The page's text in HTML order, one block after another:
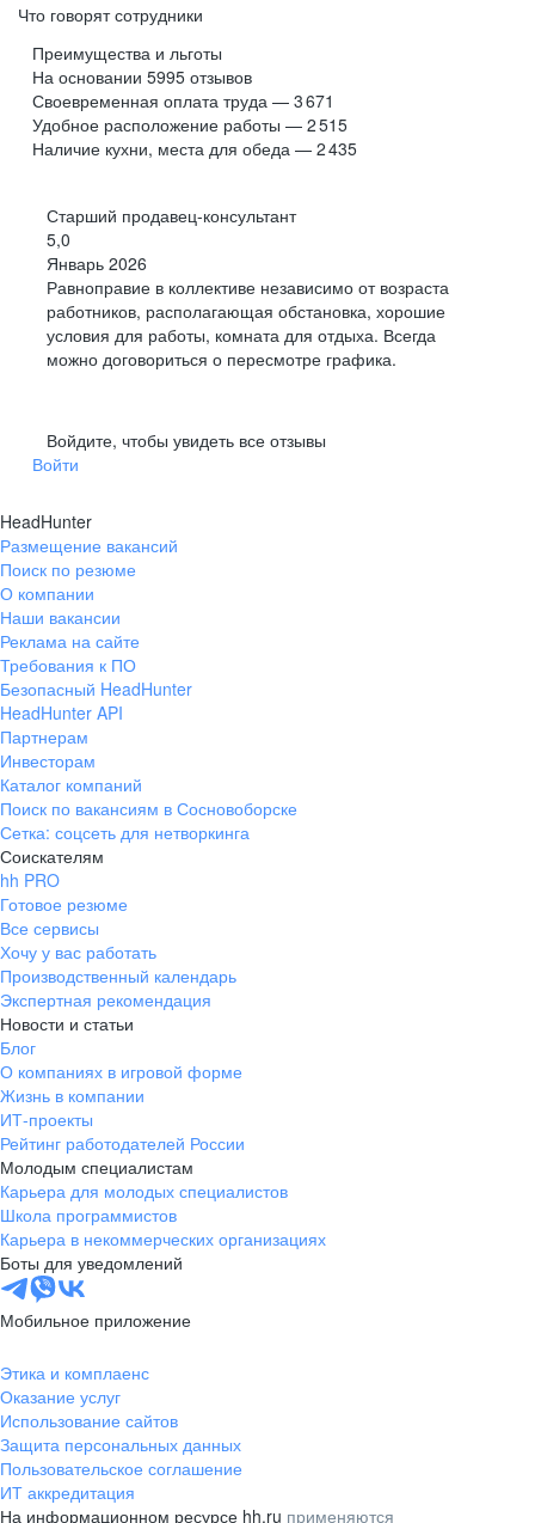
Оренбург
Пенза
Пермь
Пятигорск
Ростов-на-Дону
Самара
Саратов
Смоленск
Сочи
Ставрополь
Тамбов
Тверь
Ульяновск
Уфа
Чебоксары
Челябинск
Ярославль
Реутов
Королев
Котельники
Химки
Железнодорожный
Мытищи
Что говорят сотрудники
Преимущества и льготы
На основании 5995 отзывов
Своевременная оплата труда — 3 671
Удобное расположение работы — 2 515
Наличие кухни, места для обеда — 2 435
Старший продавец-консультант
5,0
Январь 2026
Равноправие в коллективе независимо от возраста
работников, располагающая обстановка, хорошие
условия для работы, комната для отдыха. Всегда
можно договориться о пересмотре графика.
Войдите, чтобы увидеть все отзывы
Войти
HeadHunter
Размещение вакансий
Поиск по резюме
О компании
Наши вакансии
Реклама на сайте
Требования к ПО
Безопасный HeadHunter
HeadHunter API
Партнерам
Инвесторам
Каталог компаний
Поиск по вакансиям в Сосновоборске
Сетка: соцсеть для нетворкинга
Соискателям
hh PRO
Готовое резюме
Все сервисы
Хочу у вас работать
Производственный календарь
Экспертная рекомендация
Новости и статьи
Блог
О компаниях в игровой форме
Жизнь в компании
ИТ-проекты
Рейтинг работодателей России
Молодым специалистам
Карьера для молодых специалистов
Школа программистов
Карьера в некоммерческих организациях
Боты для уведомлений
Мобильное приложение
Этика и комплаенс
Оказание услуг
Использование сайтов
Защита персональных данных
Пользовательское соглашение
ИТ аккредитация
На информационном ресурсе hh.ru применяются